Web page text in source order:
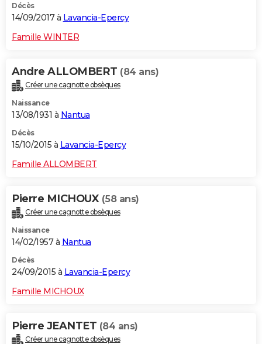
Décès
14/09/2017 à Lavancia-Epercy
Famille WINTER
Andre ALLOMBERT (84 ans)
Créer une cagnotte obsèques
Naissance
13/08/1931 à Nantua
Décès
15/10/2015 à Lavancia-Epercy
Famille ALLOMBERT
Pierre MICHOUX (58 ans)
Créer une cagnotte obsèques
Naissance
14/02/1957 à Nantua
Décès
24/09/2015 à Lavancia-Epercy
Famille MICHOUX
Pierre JEANTET (84 ans)
Créer une cagnotte obsèques